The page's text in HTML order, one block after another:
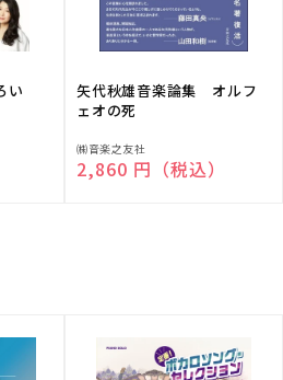
い
矢代秋雄音楽論集 オルフ
ェオの死
販
売
㈱音楽之友社
通常価格
2,860 円（税込）